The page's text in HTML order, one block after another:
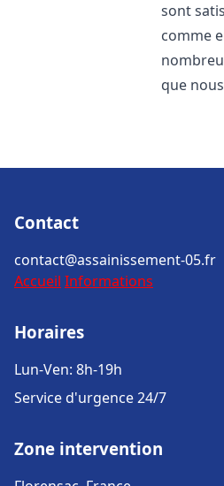
sont
comme
que
Contact
contact@assainissement-05.fr
Accueil Informations
Horaires
Lun-Ven: 8h-19h
Service d'urgence 24/7
Zone intervention